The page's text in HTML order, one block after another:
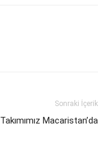
Sonraki İçerik
Takımımız Macaristan’da